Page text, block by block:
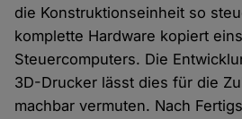
die Konstruktionseinheit so
komplette Hardware kopiert
Steuercomputers. Die
3D-Drucker lässt dies für die
machbar vermuten. Nach